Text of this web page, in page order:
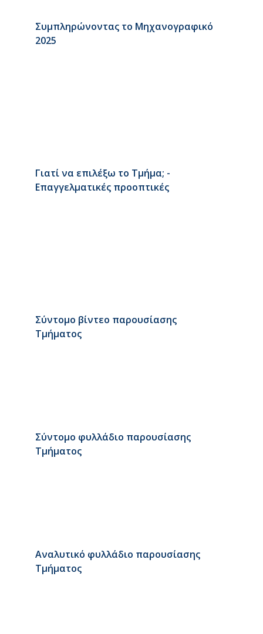
Συμπληρώνοντας το Μηχανογραφικό
2025
Γιατί να επιλέξω το Τμήμα; -
Επαγγελματικές προοπτικές
Σύντομο βίντεο παρουσίασης
Τμήματος
Σύντομο φυλλάδιο παρουσίασης
Τμήματος
Αναλυτικό φυλλάδιο παρουσίασης
Τμήματος